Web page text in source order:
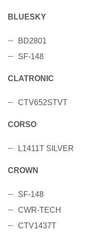
BLUESKY
BD2801
SF-148
CLATRONIC
CTV652STVT
CORSO
L1411T SILVER
CROWN
SF-148
CWR-TECH
CTV1437T